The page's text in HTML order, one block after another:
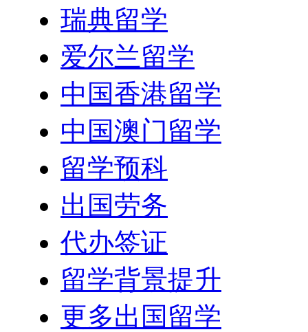
瑞典留学
爱尔兰留学
中国香港留学
中国澳门留学
留学预科
出国劳务
代办签证
留学背景提升
更多出国留学